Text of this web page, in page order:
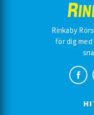
Rinkaby
för dig